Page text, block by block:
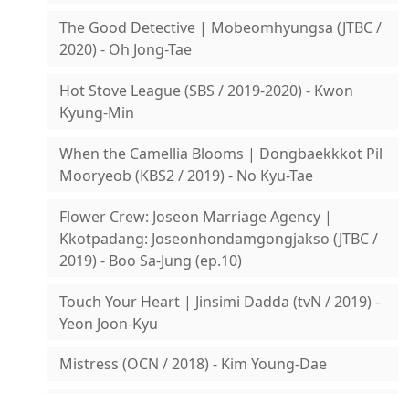
The Good Detective | Mobeomhyungsa (JTBC /
2020) - Oh Jong-Tae
Hot Stove League (SBS / 2019-2020) - Kwon
Kyung-Min
When the Camellia Blooms | Dongbaekkkot Pil
Mooryeob (KBS2 / 2019) - No Kyu-Tae
Flower Crew: Joseon Marriage Agency |
Kkotpadang: Joseonhondamgongjakso (JTBC /
2019) - Boo Sa-Jung (ep.10)
Touch Your Heart | Jinsimi Dadda (tvN / 2019) -
Yeon Joon-Kyu
Mistress (OCN / 2018) - Kim Young-Dae